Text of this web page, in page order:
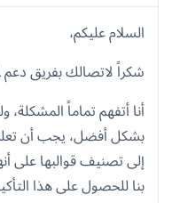
السلام عليكم،
شكراً لاتصالك بفريق دعم WPML،
إلى تصنيف قوالبها على
بنا للحصول على هذا